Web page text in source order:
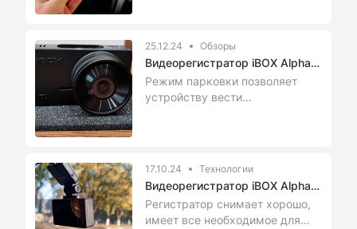
25.12.24 Обзоры
Видеорегистратор iBOX Alpha
WiFi...
Режим парковки позволяет
устройству вести
17.10.24 Технологии
Видеорегистратор iBOX Alpha
WiFi
Регистратор снимает хорошо,
имеет все необходимое для